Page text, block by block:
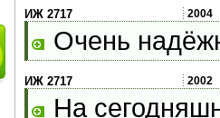
ИЖ 2717 2004
Очень
ИЖ 2717 2002
На